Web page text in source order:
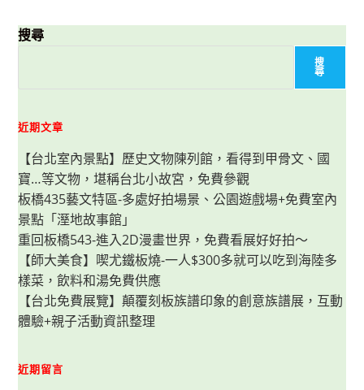
BIFF
黑
糖
餅，
實
逛
心
得
分
享
搜尋
搜
尋
近期文章
【台北室內景點】歷史文物陳列館，看得到甲骨文、國
寶…等文物，堪稱台北小故宮，免費參觀
板橋435藝文特區-多處好拍場景、公園遊戲場+免費室內
景點「溼地故事館」
重回板橋543-進入2D漫畫世界，免費看展好好拍～
【師大美食】喫尤鐵板燒-一人$300多就可以吃到海陸多
樣菜，飲料和湯免費供應
【台北免費展覽】顛覆刻板族譜印象的創意族譜展，互動
體驗+親子活動資訊整理
近期留言